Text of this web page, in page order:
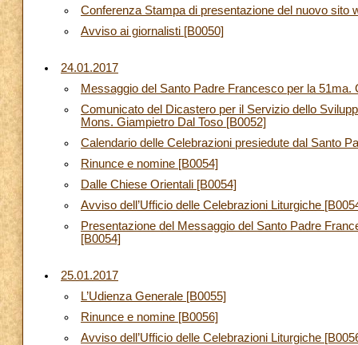
Conferenza Stampa di presentazione del nuovo sito
Avviso ai giornalisti [B0050]
24.01.2017
Messaggio del Santo Padre Francesco per la
Comunicato del Dicastero per il Servizio dello
Mons. Giampietro Dal Toso [B0052]
Calendario delle Celebrazioni presiedute dal Santo
Rinunce e nomine [B0054]
Dalle Chiese Orientali [B0054]
Avviso dell’Ufficio delle Celebrazioni Liturgiche
Presentazione del Messaggio del Santo Padre
[B0054]
25.01.2017
L’Udienza Generale [B0055]
Rinunce e nomine [B0056]
Avviso dell’Ufficio delle Celebrazioni Liturgiche